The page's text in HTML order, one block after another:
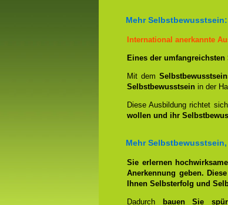
Mehr
International anerkannte
Eines der
Mit dem
Selbstbewusstsein in der
Diese Ausbildung richtet sich
wollen und ihr
Mehr
Sie erlernen
Anerkennung geben.
Ihnen Selbsterfolg und
Dadurch
bauen Sie